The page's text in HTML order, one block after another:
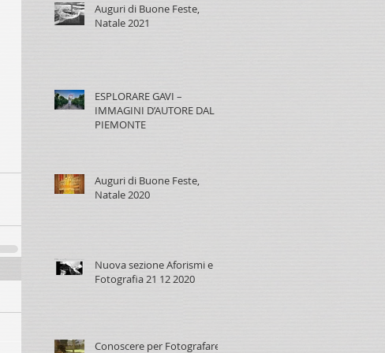
Auguri di Buone Feste,
Natale 2021
ESPLORARE GAVI –
IMMAGINI D’AUTORE DAL
PIEMONTE
Auguri di Buone Feste,
Natale 2020
Nuova sezione Aforismi e
Fotografia 21 12 2020
Conoscere per Fotografare,